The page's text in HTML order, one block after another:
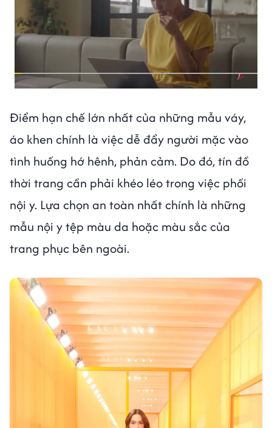
Điểm hạn chế lớn nhất của những mẫu váy,
áo khen chính là việc dễ đẩy người mặc vào
tình huống hớ hênh, phản cảm. Do đó, tín đồ
thời trang cần phải khéo léo trong việc phối
nội y. Lựa chọn an toàn nhất chính là những
mẫu nội y tệp màu da hoặc màu sắc của
trang phục bên ngoài.